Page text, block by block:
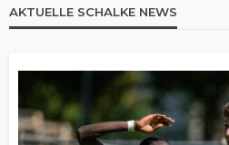
AKTUELLE SCHALKE NEWS